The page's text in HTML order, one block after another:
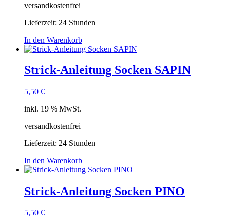
versandkostenfrei
Lieferzeit: 24 Stunden
In den Warenkorb
Strick-Anleitung Socken SAPIN
5,50 €
inkl. 19 % MwSt.
versandkostenfrei
Lieferzeit: 24 Stunden
In den Warenkorb
Strick-Anleitung Socken PINO
5,50 €